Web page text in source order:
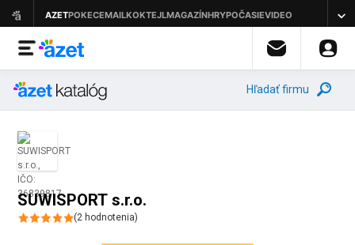
Hľadať firmu
SUWISPORT s.r.o.
(2 hodnotenia)